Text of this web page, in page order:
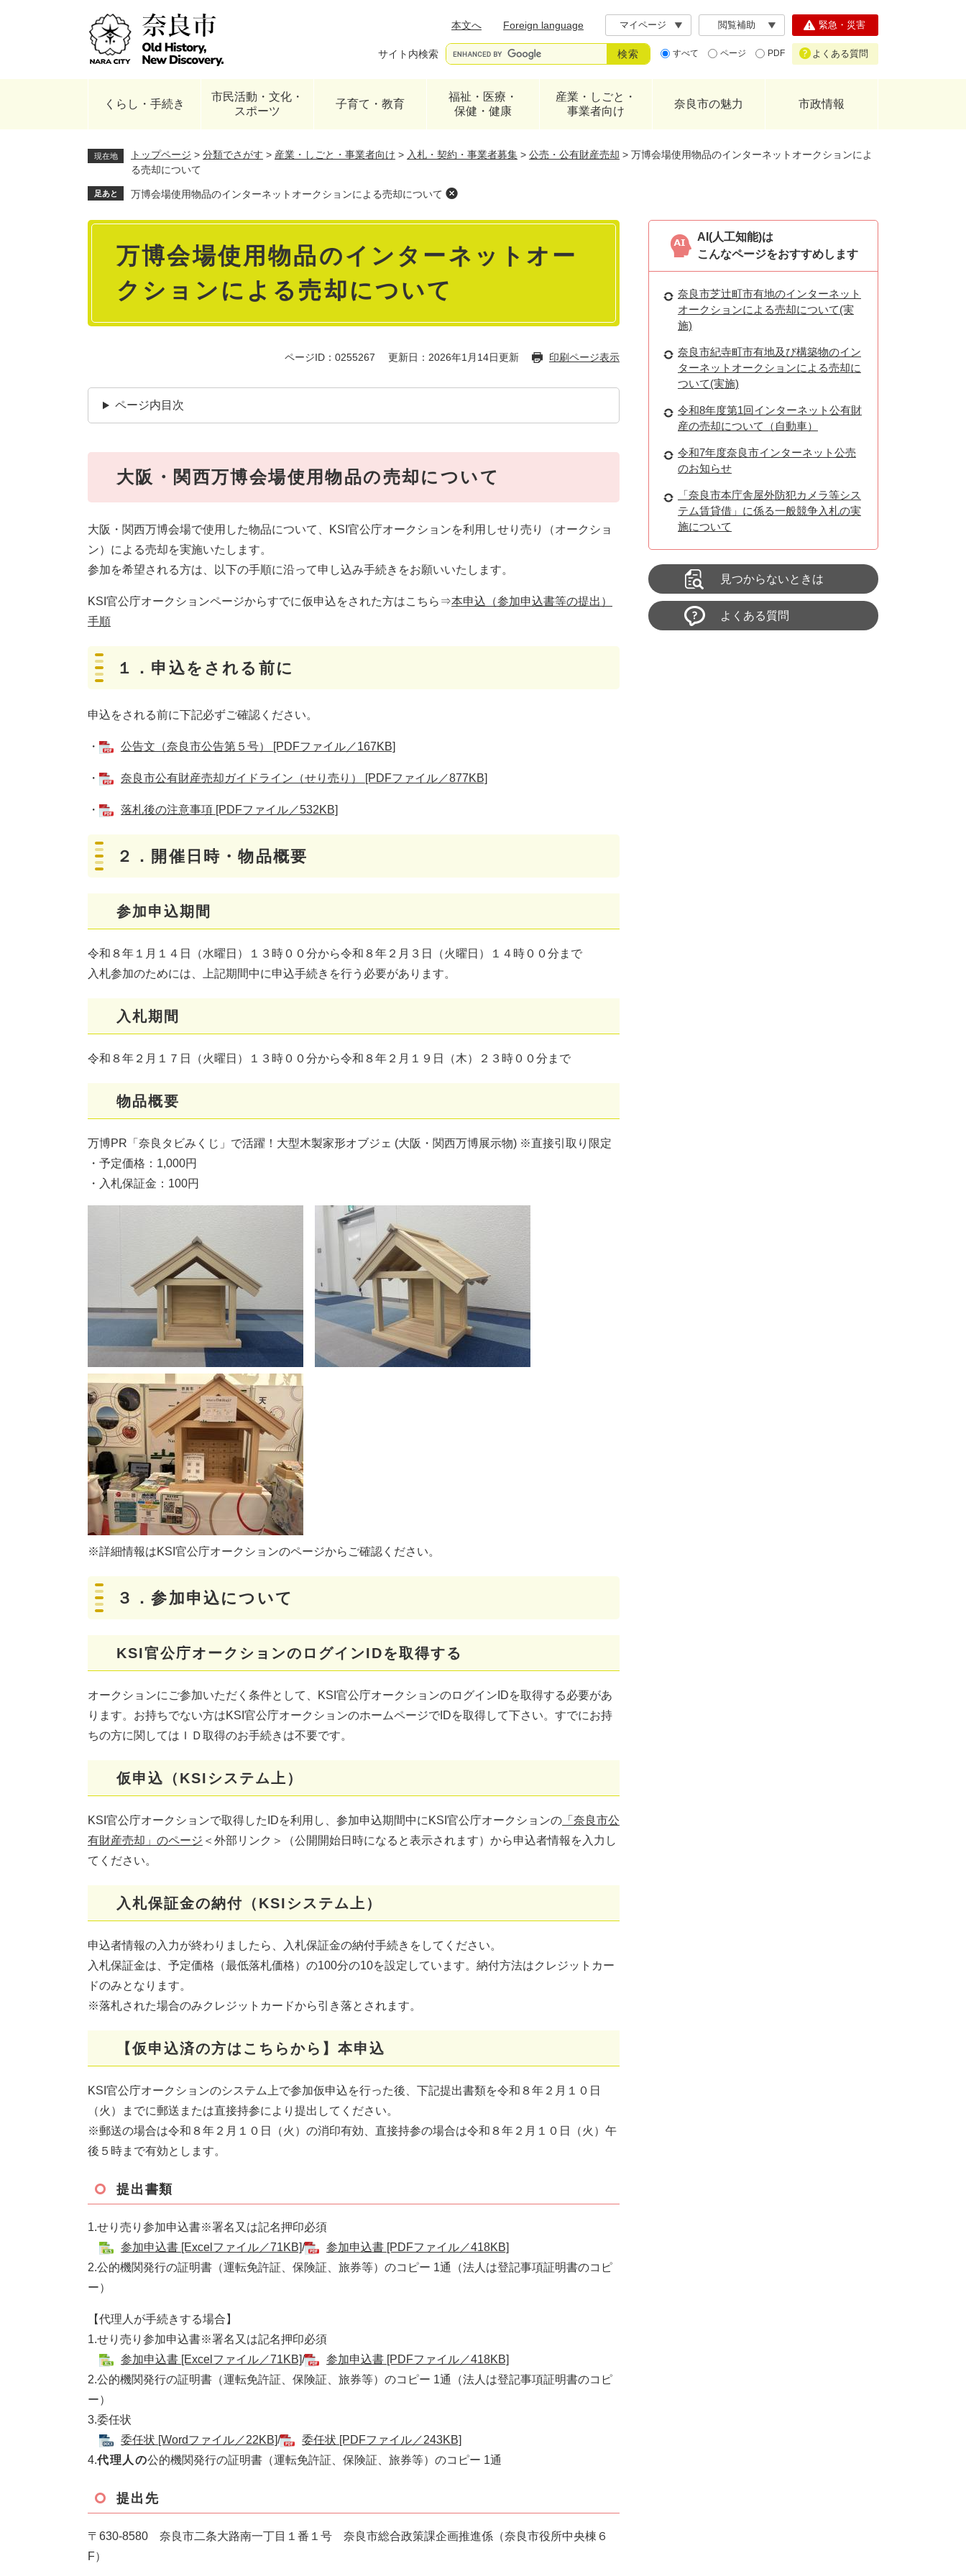
本文へ
Foreign language マイページ 閲覧補助
サイト内検索 すべて ページ PDF
緊急・災害
よくある質問
くらし・手続き
市民活動・文化・
スポーツ
子育て・教育
福祉・医療・
保健・健康
産業・しごと・
事業者向け
奈良市の魅力 市政情報
現在地 トップページ > 分類でさがす > 産業・しごと・事業者向け > 入札・契約・事業者募集 > 公売・公有財産売却 > 万博会場使用物品のインターネットオークションによ
る売却について
足あと 万博会場使用物品のインターネットオークションによる売却について
本
万博会場使用物品のインターネットオー
クションによる売却について
ページID：0255267 更新日：2026年1月14日更新 印刷ページ表示
ページ内目次
大阪・関西万博会場使用物品の売却について
大阪・関西万博会場で使用した物品について、KSI官公庁オークションを利用しせり売り（オークショ
ン）による売却を実施いたします。
参加を希望される方は、以下の手順に沿って申し込み手続きをお願いいたします。
KSI官公庁オークションページからすでに仮申込をされた方はこちら⇒本申込（参加申込書等の提出）
手順
１．申込をされる前に
申込をされる前に下記必ずご確認ください。
・ 公告文（奈良市公告第５号） [PDFファイル／167KB]
・ 奈良市公有財産売却ガイドライン（せり売り） [PDFファイル／877KB]
・ 落札後の注意事項 [PDFファイル／532KB]
２．開催日時・物品概要
参加申込期間
令和８年１月１４日（水曜日）１３時００分から令和８年２月３日（火曜日）１４時００分まで
入札参加のためには、上記期間中に申込手続きを行う必要があります。
入札期間
令和８年２月１７日（火曜日）１３時００分から令和８年２月１９日（木）２３時００分まで
物品概要
万博PR「奈良タビみくじ」で活躍！大型木製家形オブジェ (大阪・関西万博展示物) ※直接引取り限定
・予定価格：1,000円
・入札保証金：100円
​※詳細情報はKSI官公庁オークションのページからご確認ください。
３．参加申込について
KSI官公庁オークションのログインIDを取得する
オークションにご参加いただく条件として、KSI官公庁オークションのログインIDを取得する必要があ
ります。お持ちでない方はKSI官公庁オークションのホームページでIDを取得して下さい。すでにお持
ちの方に関してはＩＤ取得のお手続きは不要です。
仮申込（KSIシステム上）
KSI官公庁オークションで取得したIDを利用し、参加申込期間中にKSI官公庁オークションの 「奈良市公
有財産売却」のページ ＜外部リンク＞
（公開開始日時になると表示されます）から申込者情報を入力し
てください。
入札保証金の納付（KSIシステム上）
申込者情報の入力が終わりましたら、入札保証金の納付手続きをしてください。
入札保証金は、予定価格（最低落札価格）の100分の10を設定しています。納付方法はクレジットカー
ドのみとなります。
※落札された場合のみクレジットカードから引き落とされます。
【仮申込済の方はこちらから】本申込
KSI官公庁オークションのシステム上で参加仮申込を行った後、下記提出書類を令和８年２月１０日
（火）までに郵送または直接持参により提出してください。
※郵送の場合は令和８年２月１０日（火）の消印有効、直接持参の場合は令和８年２月１０日（火）午
後５時まで有効とします。
提出書類
1.せり売り参加申込書※署名又は記名押印必須
参加申込書 [Excelファイル／71KB]/
参加申込書 [PDFファイル／418KB]
2.公的機関発行の証明書（運転免許証、保険証、旅券等）のコピー 1通（法人は登記事項証明書のコピ
ー）
【代理人が手続きする場合】
1.せり売り参加申込書※署名又は記名押印必須
参加申込書 [Excelファイル／71KB]/
参加申込書 [PDFファイル／418KB]
2.公的機関発行の証明書（運転免許証、保険証、旅券等）のコピー 1通（法人は登記事項証明書のコピ
ー）
3.委任状​
委任状 [Wordファイル／22KB]/
委任状 [PDFファイル／243KB]
4.代理人の公的機関発行の証明書（運転免許証、保険証、旅券等）のコピー 1通
提出先
〒630-8580 奈良市二条大路南一丁目１番１号 奈良市総合政策課企画推進係（奈良市役所中央棟６
F）
AI(人工知能)は
こんなページをおすすめします
奈良市芝辻町市有地のインターネット
オークションによる売却について(実
施)
奈良市紀寺町市有地及び構築物のイン
ターネットオークションによる売却に
ついて(実施)
令和8年度第1回インターネット公有財
産の売却について（自動車）
令和7年度奈良市インターネット公売
のお知らせ
「奈良市本庁舎屋外防犯カメラ等シス
テム賃貸借」に係る一般競争入札の実
施について
見つからないときは
よくある質問